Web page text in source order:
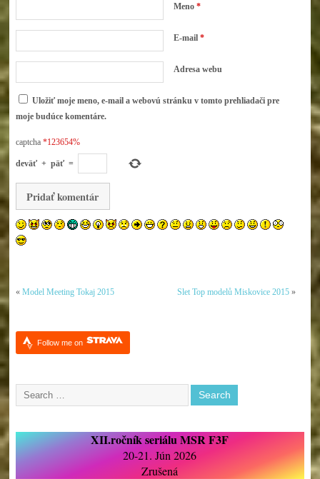
Meno *
E-mail *
Adresa webu
Uložiť moje meno, e-mail a webovú stránku v tomto prehliadači pre
moje budúce komentáre.
captcha*123654%
deväť + päť =
« Model Meeting Tokaj 2015 Slet Top modelů Miskovice 2015»
Follow me on
XII.ročník seriálu MSR F3F
20-21. Jún 2026
Zrušená